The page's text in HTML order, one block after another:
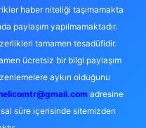
haber niteliği taşımamakta
paylaşım yapılmamaktadır.
tamamen tesadüfidir.
ücretsiz bir bilgi paylaşım
aykırı olduğunu
adresine
süre içerisinde sitemizden